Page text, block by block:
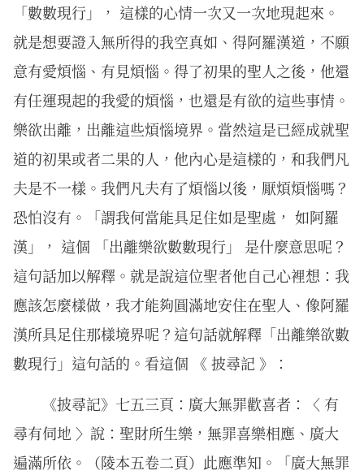
「數數現行」， 這樣的心情一次又一次地現起來。
就是想要證入無所得的我空真如、得阿羅漢道，不願
意有愛煩惱、有見煩惱。得了初果的聖人之後，他還
有任運現起的我愛的煩惱，也還是有欲的這些事情。
樂欲出離，出離這些煩惱境界。當然這是已經成就聖
道的初果或者二果的人，他內心是這樣的，和我們凡
夫是不一樣。我們凡夫有了煩惱以後，厭煩煩惱嗎？
恐怕沒有。「謂我何當能具足住如是聖處， 如阿羅
漢」， 這個 「出離樂欲數數現行」 是什麼意思呢？
這句話加以解釋。就是說這位聖者他自己心裡想：我
應該怎麼樣做，我才能夠圓滿地安住在聖人、像阿羅
漢所具足住那樣境界呢？這句話就解釋「出離樂欲數
數現行」這句話的。看這個 《 披尋記 》：
《披尋記》七五三頁：廣大無罪歡喜者：〈 有
尋有伺地 〉說：聖財所生樂，無罪喜樂相應、廣大
遍滿所依。（陵本五卷二頁）此應準知。「廣大無罪